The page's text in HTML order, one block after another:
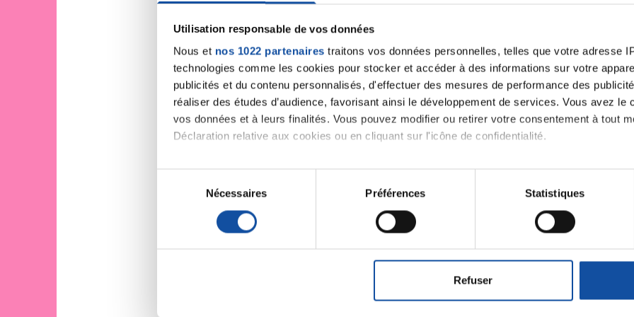
Utilisation responsable de vos données
Nous et nos 1022 partenaires traitons vos données personnelles, telles que votre adresse
technologies comme les cookies pour stocker et accéder à des informations sur votre
publicités et du contenu personnalisés, d'effectuer des mesures de performance des
réaliser des études d’audience, favorisant ainsi le développement de services. Vous avez le
vos données et à leurs finalités. Vous pouvez modifier ou retirer votre consentement à tout
Déclaration relative aux cookies ou en cliquant sur l'icône de confidentialité.
Si vous le permettez, nous aimerions également :
Collecter des informations sur votre localisation géographique qui peuvent être
digitales).
Pour en savoir plus sur le traitement de vos données personnelles et définir vos
. Vous pouvez modifier ou retirer votre consentement à tout moment à partir de la
n
Nécessaires Préférences Statistiques
Refuser
Faites un don et
contre le cancer
Vos contributions permettent de
prévention,accompagner chaque